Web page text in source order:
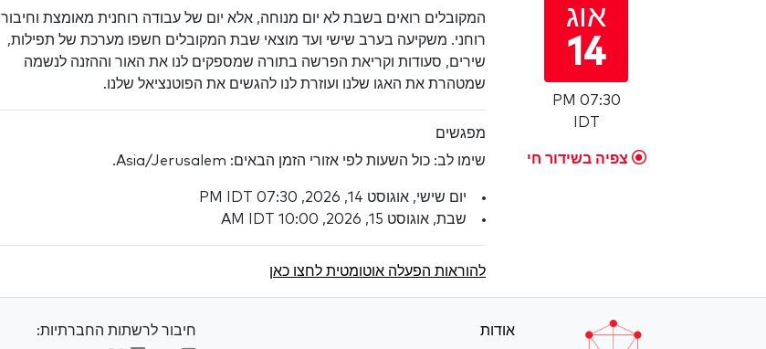
אוג
14
07:30 PM
IDT
צפיה בשידור חי
המקובלים רואים בשבת לא יום מנוחה, אלא יום של עבודה רוחנית מאומצת וחיבור
רוחני. משקיעה בערב שישי ועד מוצאי שבת המקובלים חשפו מערכת של תפילות,
שירים, סעודות וקריאת הפרשה בתורה שמספקים לנו את האור וההזנה לנשמה
שמטהרת את האגו שלנו ועוזרת לנו להגשים את הפוטנציאל שלנו.
מפגשים
שימו לב: כול השעות לפי אזורי הזמן הבאים: Asia/Jerusalem.
יום שישי, אוגוסט 14, 2026, 07:30 PM IDT
שבת, אוגוסט 15, 2026, 10:00 AM IDT
להוראות הפעלה אוטומטית לחצו כאן
אודות חיבור לרשתות החברתיות: